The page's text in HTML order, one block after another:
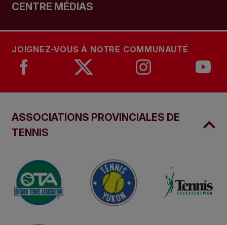
CENTRE MÉDIAS
JOIGNEZ-VOUS À NOTRE COMMUNAUTÉ
ASSOCIATIONS PROVINCIALES DE
TENNIS